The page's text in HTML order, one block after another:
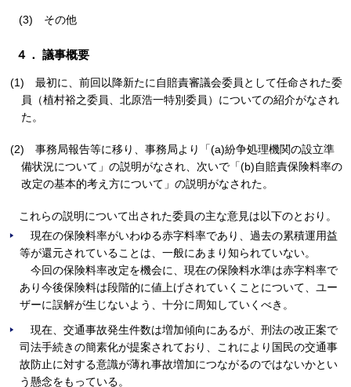
(3) その他
４． 議事概要
(1)
最初に、前回以降新たに自賠責審議会委員として任命された委
員（植村裕之委員、北原浩一特別委員）についての紹介がなされ
た。
(2)
事務局報告等に移り、事務局より「(a)紛争処理機関の設立準
備状況について」の説明がなされ、次いで「(b)自賠責保険料率の
改定の基本的考え方について」の説明がなされた。
これらの説明について出された委員の主な意見は以下のとおり。
現在の保険料率がいわゆる赤字料率であり、過去の累積運用益
等が還元されていることは、一般にあまり知られていない。
今回の保険料率改定を機会に、現在の保険料水準は赤字料率で
あり今後保険料は段階的に値上げされていくことについて、ユー
ザーに誤解が生じないよう、十分に周知していくべき。
現在、交通事故発生件数は増加傾向にあるが、刑法の改正案で
司法手続きの簡素化が提案されており、これにより国民の交通事
故防止に対する意識が薄れ事故増加につながるのではないかとい
う懸念をもっている。